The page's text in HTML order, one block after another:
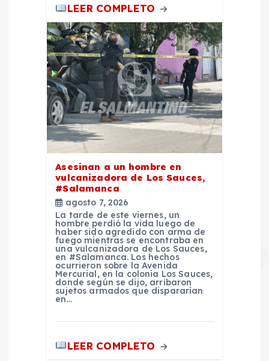
LEER COMPLETO
Asesinan a un hombre en
vulcanizadora de Los Sauces,
#Salamanca
agosto 7, 2026
La tarde de este viernes, un
hombre perdió la vida luego de
haber sido agredido con arma de
fuego mientras se encontraba en
una vulcanizadora de Los Sauces,
en #Salamanca. Los hechos
ocurrieron sobre la Avenida
Mercurial, en la colonia Los Sauces,
donde según se dijo, arribaron
sujetos armados que dispararían
en…
LEER COMPLETO